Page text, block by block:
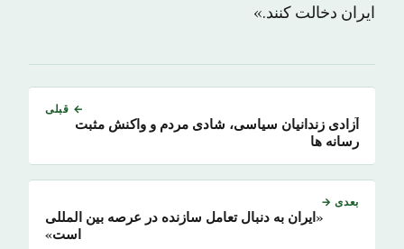
ایران دخالت کنند.»
← قبلی
آزادی زندانیان سیاسی، شادی مردم و واکنش مثبت
رسانه ها
بعدی →
«ایران به دنبال تعامل سازنده در عرصه بین المللی
است»